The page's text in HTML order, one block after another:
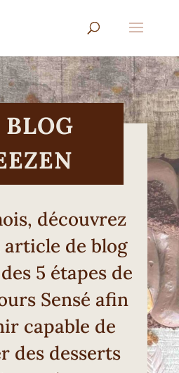
découvrez
de blog
5 étapes de
Sensé afin
capable de
des desserts